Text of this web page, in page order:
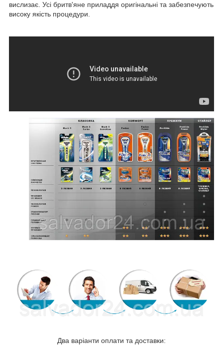
вислизає. Усі бритв'яне приладдя оригінальні та забезпечують
високу якість процедури.
Два варіанти оплати та доставки: